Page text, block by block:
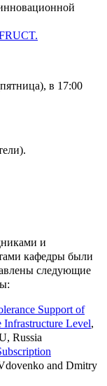
в 17:00
и
кафедры были
следующие
Support of
Level,
Russia
and Dmitry